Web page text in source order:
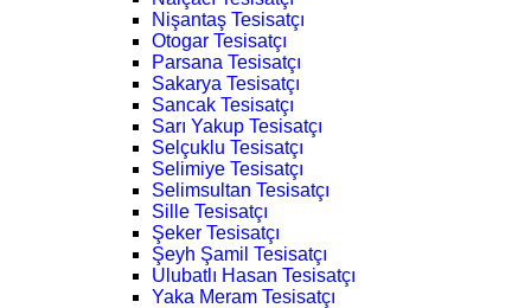
Nişantaş Tesisatçı
Otogar Tesisatçı
Parsana Tesisatçı
Sakarya Tesisatçı
Sancak Tesisatçı
Sarı Yakup Tesisatçı
Selçuklu Tesisatçı
Selimiye Tesisatçı
Selimsultan Tesisatçı
Sille Tesisatçı
Şeker Tesisatçı
Şeyh Şamil Tesisatçı
Ulubatlı Hasan Tesisatçı
Yaka Meram Tesisatçı